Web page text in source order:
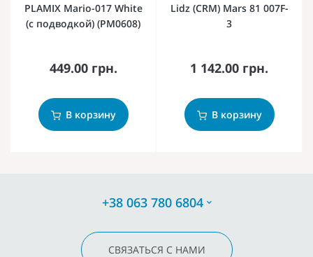
PLAMIX Mario-017 White
(с подводкой) (PM0608)
449.00 грн.
В корзину
Lidz (CRM) Mars 81 007F-
3
1 142.00 грн.
В корзину
+38 063 780 6804
СВЯЗАТЬСЯ С НАМИ